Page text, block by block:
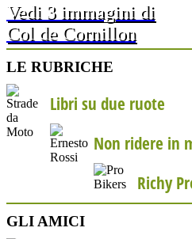
Vedi 3 immagini di
Col de Cornillon
LE RUBRICHE
Libri su due ruote
Non ridere in
Richy
GLI AMICI